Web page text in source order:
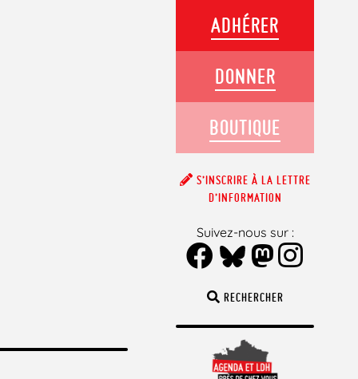
RECHERCHER
ADHÉRER
DONNER
BOUTIQUE
S’INSCRIRE À LA LETTRE
D’INFORMATION
Suivez-nous sur :